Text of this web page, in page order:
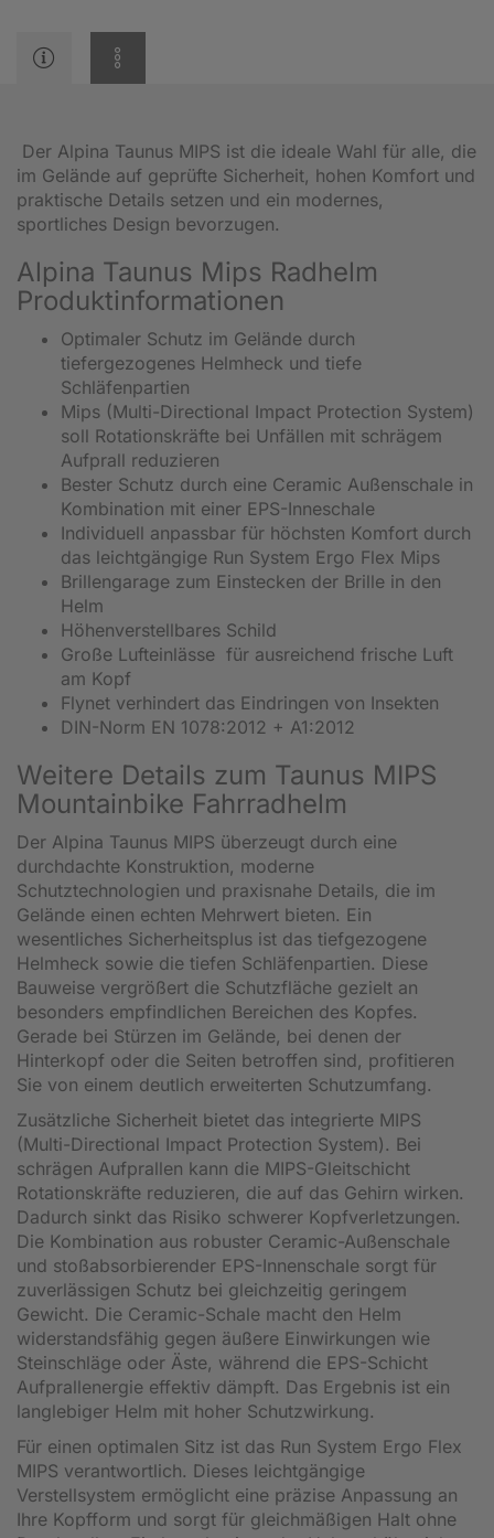
Der Alpina Taunus MIPS ist die ideale Wahl für alle, die
im Gelände auf geprüfte Sicherheit, hohen Komfort und
praktische Details setzen und ein modernes,
sportliches Design bevorzugen.
Alpina Taunus Mips Radhelm
Produktinformationen
Optimaler Schutz im Gelände durch
tiefergezogenes Helmheck und tiefe
Schläfenpartien
Mips (Multi-Directional Impact Protection System)
soll Rotationskräfte bei Unfällen mit schrägem
Aufprall reduzieren
Bester Schutz durch eine Ceramic Außenschale in
Kombination mit einer EPS-Inneschale
Individuell anpassbar für höchsten Komfort durch
das leichtgängige Run System Ergo Flex Mips
Brillengarage zum Einstecken der Brille in den
Helm
Höhenverstellbares Schild
Große Lufteinlässe für ausreichend frische Luft
am Kopf
Flynet verhindert das Eindringen von Insekten
DIN-Norm EN 1078:2012 + A1:2012
Weitere Details zum Taunus MIPS
Mountainbike Fahrradhelm
Der Alpina Taunus MIPS überzeugt durch eine
durchdachte Konstruktion, moderne
Schutztechnologien und praxisnahe Details, die im
Gelände einen echten Mehrwert bieten. Ein
wesentliches Sicherheitsplus ist das tiefgezogene
Helmheck sowie die tiefen Schläfenpartien. Diese
Bauweise vergrößert die Schutzfläche gezielt an
besonders empfindlichen Bereichen des Kopfes.
Gerade bei Stürzen im Gelände, bei denen der
Hinterkopf oder die Seiten betroffen sind, profitieren
Sie von einem deutlich erweiterten Schutzumfang.
Zusätzliche Sicherheit bietet das integrierte MIPS
(Multi-Directional Impact Protection System). Bei
schrägen Aufprallen kann die MIPS-Gleitschicht
Rotationskräfte reduzieren, die auf das Gehirn wirken.
Dadurch sinkt das Risiko schwerer Kopfverletzungen.
Die Kombination aus robuster Ceramic-Außenschale
und stoßabsorbierender EPS-Innenschale sorgt für
zuverlässigen Schutz bei gleichzeitig geringem
Gewicht. Die Ceramic-Schale macht den Helm
widerstandsfähig gegen äußere Einwirkungen wie
Steinschläge oder Äste, während die EPS-Schicht
Aufprallenergie effektiv dämpft. Das Ergebnis ist ein
langlebiger Helm mit hoher Schutzwirkung.
Für einen optimalen Sitz ist das Run System Ergo Flex
MIPS verantwortlich. Dieses leichtgängige
Verstellsystem ermöglicht eine präzise Anpassung an
Ihre Kopfform und sorgt für gleichmäßigen Halt ohne